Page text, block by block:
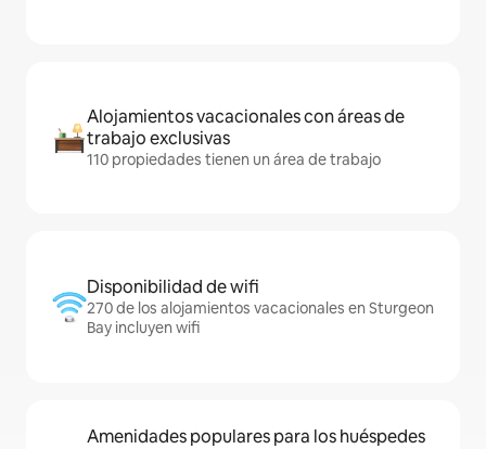
Alojamientos vacacionales con áreas de
trabajo exclusivas
110 propiedades tienen un área de trabajo
Disponibilidad de wifi
270 de los alojamientos vacacionales en Sturgeon
Bay incluyen wifi
Amenidades populares para los huéspedes